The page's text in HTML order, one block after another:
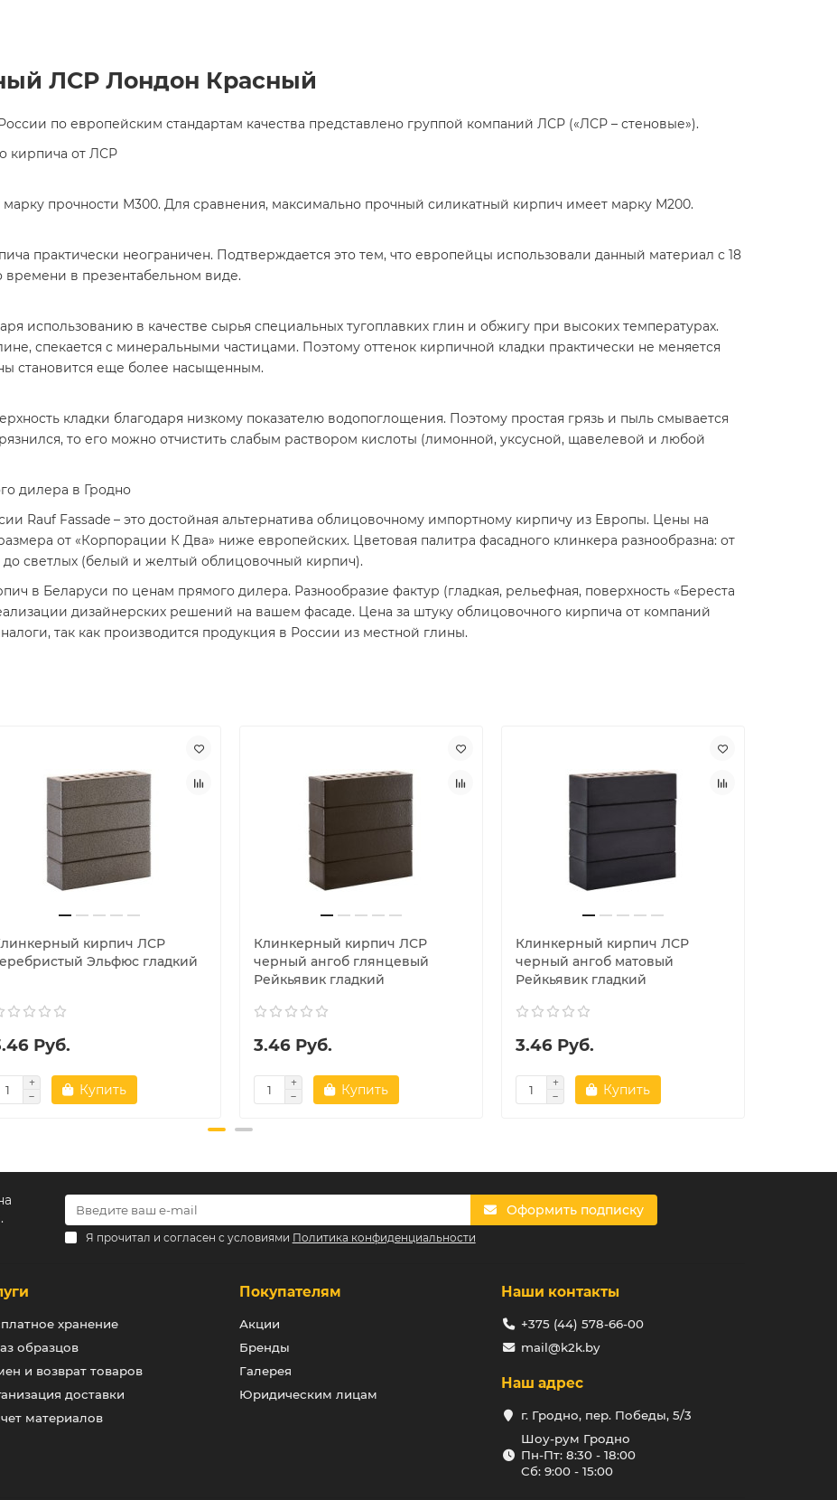
ЛСР Лондон Красный
по европейским стандартам качества представлено группой компаний ЛСР («ЛСР – стеновые»).
кирпича от ЛСР
прочности М300. Для сравнения, максимально прочный силикатный кирпич имеет марку М200.
практически неограничен. Подтверждается это тем, что европейцы использовали данный материал с 18
времени в презентабельном виде.
использованию в качестве сырья специальных тугоплавких глин и обжигу при высоких температурах.
спекается с минеральными частицами. Поэтому оттенок кирпичной кладки практически не меняется
становится еще более насыщенным.
кладки благодаря низкому показателю водопоглощения. Поэтому простая грязь и пыль смывается
то его можно отчистить слабым раствором кислоты (лимонной, уксусной, щавелевой и любой
дилера в Гродно
Rauf Fassade – это достойная альтернатива облицовочному импортному кирпичу из Европы. Цены на
от «Корпорации К Два» ниже европейских. Цветовая палитра фасадного клинкера разнообразна: от
до светлых (белый и желтый облицовочный кирпич).
в Беларуси по ценам прямого дилера. Разнообразие фактур (гладкая, рельефная, поверхность «Береста
дизайнерских решений на вашем фасаде. Цена за штуку облицовочного кирпича от компаний
так как производится продукция в России из местной глины.
кирпич ЛСР
Эльфюс гладкий
Руб.
Купить
Клинкерный кирпич ЛСР
черный ангоб глянцевый
Рейкьявик гладкий
3.46 Руб.
Купить
Клинкерный кирпич ЛСР
черный ангоб матовый
Рейкьявик гладкий
3.46 Руб.
Купить
Оформить подписку
Я прочитал и согласен с условиями Политика конфиденциальности
хранение
образцов
и возврат товаров
доставки
материалов
Покупателям
Акции
Бренды
Галерея
Юридическим лицам
Наши контакты
+375 (44) 578-66-00
mail@k2k.by
Наш адрес
г. Гродно, пер. Победы, 5/3
Шоу-рум Гродно
Пн-Пт: 8:30 - 18:00
Сб: 9:00 - 15:00